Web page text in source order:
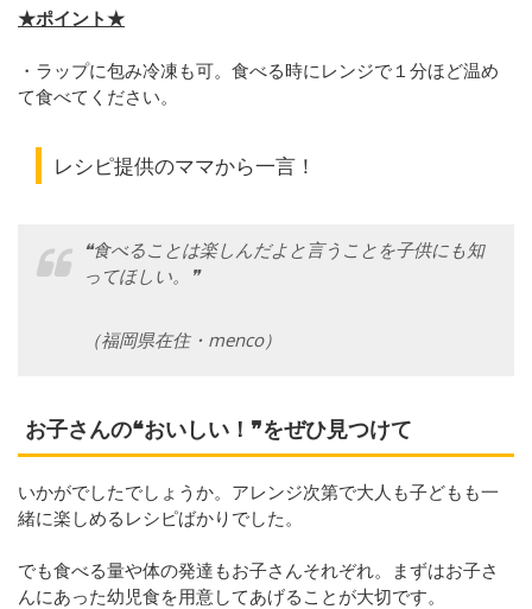
★ポイント★
・ラップに包み冷凍も可。食べる時にレンジで１分ほど温め
て食べてください。
レシピ提供のママから一言！
❝食べることは楽しんだよと言うことを子供にも知
ってほしい。❞
（福岡県在住・menco）
お子さんの❝おいしい！❞をぜひ見つけて
いかがでしたでしょうか。アレンジ次第で大人も子どもも一
緒に楽しめるレシピばかりでした。
でも食べる量や体の発達もお子さんそれぞれ。まずはお子さ
んにあった幼児食を用意してあげることが大切です。